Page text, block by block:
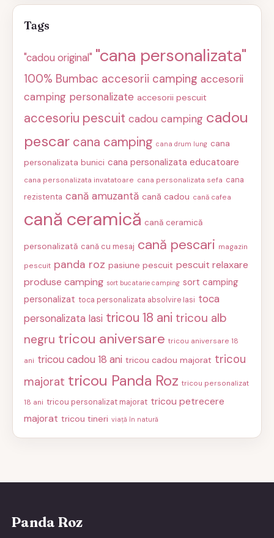
Tags
"cadou original" "cana personalizata"
100% Bumbac accesorii camping accesorii
camping personalizate accesorii pescuit
accesoriu pescuit cadou camping cadou
pescar cana camping cana drum lung cana
personalizata bunici cana personalizata educatoare
cana personalizata invatatoare cana personalizata sefa cana
rezistenta cană amuzantă cană cadou cană cafea
cană ceramică cană ceramică
personalizată cană cu mesaj cană pescari magazin
pescuit panda roz pasiune pescuit pescuit relaxare
produse camping sort bucatarie camping sort camping
personalizat toca personalizata absolvire Iasi toca
personalizata Iasi tricou 18 ani tricou alb
negru tricou aniversare tricou aniversare 18
ani tricou cadou 18 ani tricou cadou majorat tricou
majorat tricou Panda Roz tricou personalizat
18 ani tricou personalizat majorat tricou petrecere
majorat tricou tineri viață în natură
Panda Roz